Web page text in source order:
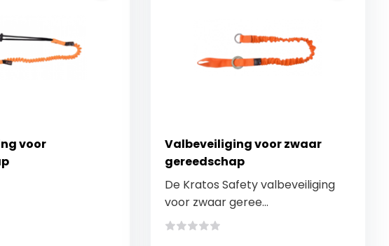
voor
Valbeveiliging voor zwaar
gereedschap
De Kratos Safety valbeveiliging
voor zwaar geree...